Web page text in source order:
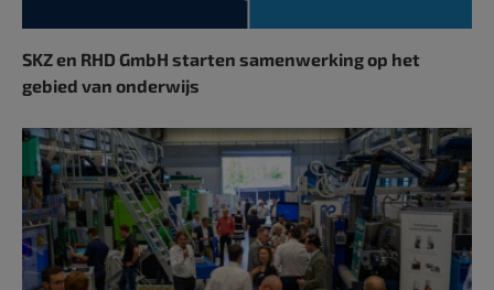
SKZ en RHD GmbH starten samenwerking op het
gebied van onderwijs